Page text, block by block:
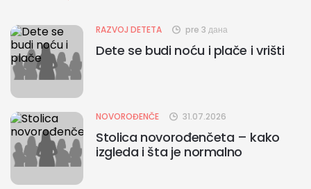
RAZVOJ DETETA pre 3 дана
Dete se budi noću i plače i vrišti
NOVOROĐENČE 31.07.2026
Stolica novorođenčeta – kako
izgleda i šta je normalno